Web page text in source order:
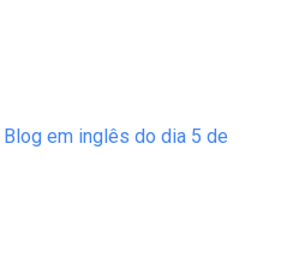
Blog em inglês do dia 5 de